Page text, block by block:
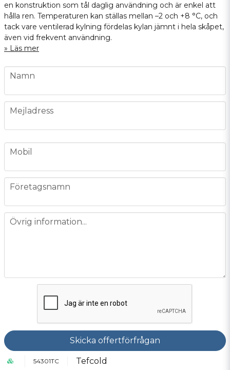
en konstruktion som tål daglig användning och är enkel att
hålla ren. Temperaturen kan ställas mellan –2 och +8 °C, och
tack vare ventilerad kylning fördelas kylan jämnt i hela skåpet,
även vid frekvent användning.
Läs mer
name
Namn
email
Mejladress
phone
Mobil
company
Företagsnamn
message
Övrig information...
Skicka offertförfrågan
54301TC Tefcold